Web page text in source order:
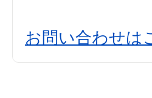
お問い合わせは